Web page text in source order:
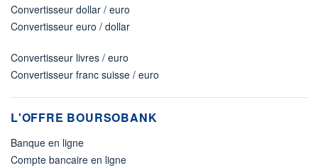
Convertisseur dollar / euro
Convertisseur euro / dollar
Convertisseur livres / euro
Convertisseur franc suisse / euro
L'OFFRE BOURSOBANK
Banque en ligne
Compte bancaire en ligne